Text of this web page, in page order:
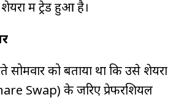
में ट्रेड हुआ है।
को बताया था कि उसे शेयरों
Swap) के जरिए प्रेफरेंशियल